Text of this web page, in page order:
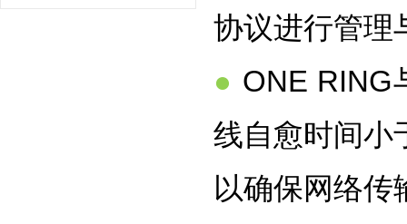
协议进行管理
● ONE RING
线自愈时间小
以确保网络传